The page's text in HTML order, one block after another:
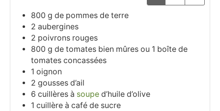
800 g de pommes de terre
2 aubergines
2 poivrons rouges
800 g de tomates bien mûres ou 1 boîte de
tomates concassées
1 oignon
2 gousses d’ail
6 cuillères à soupe d’huile d’olive
1 cuillère à café de sucre